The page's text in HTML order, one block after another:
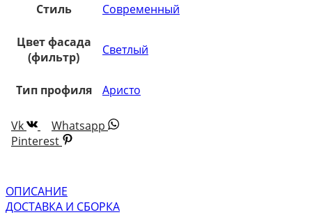
Стиль Современный
Цвет фасада
(фильтр)
Светлый
Тип профиля Аристо
Vk
Whatsapp
Pinterest
ОПИСАНИЕ
ДОСТАВКА И СБОРКА